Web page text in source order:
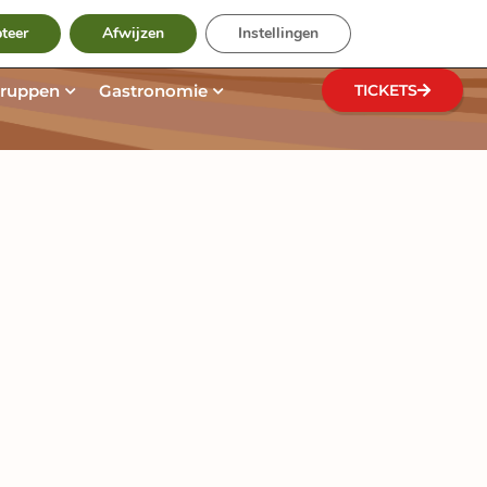
Suche
Park entdecken
Öffne Gruppen
Gastronomie Öffne Gastronomie
TICKETS
Afwijzen Instellingen